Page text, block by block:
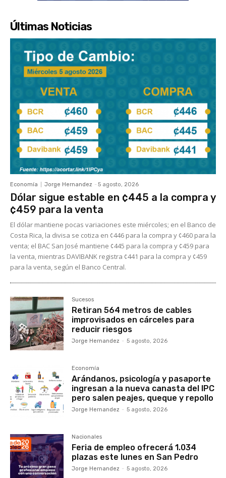
Últimas Noticias
Economía Jorge Hernandez - 5 agosto, 2026
Dólar sigue estable en ¢445 a la compra y
¢459 para la venta
El dólar mantiene pocas variaciones este miércoles; en el Banco de
Costa Rica, la divisa se cotiza en ¢446 para la compra y ¢460 para la
venta; el BAC San José mantiene ¢445 para la compra y ¢459 para
la venta, mientras DAVIBANK registra ¢441 para la compra y ¢459
para la venta, según el Banco Central.
Sucesos
Retiran 564 metros de cables
improvisados en cárceles para
reducir riesgos
Jorge Hernandez - 5 agosto, 2026
Economía
Arándanos, psicología y pasaporte
ingresan a la nueva canasta del IPC
pero salen peajes, queque y repollo
Jorge Hernandez - 5 agosto, 2026
Nacionales
Feria de empleo ofrecerá 1.034
plazas este lunes en San Pedro
Jorge Hernandez - 5 agosto, 2026